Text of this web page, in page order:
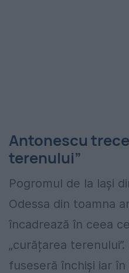
Antonescu
terenului”
Pogromul de la Iași
Odessa din toamna
încadrează în ceea
„curățarea
fuseseră închiși iar în